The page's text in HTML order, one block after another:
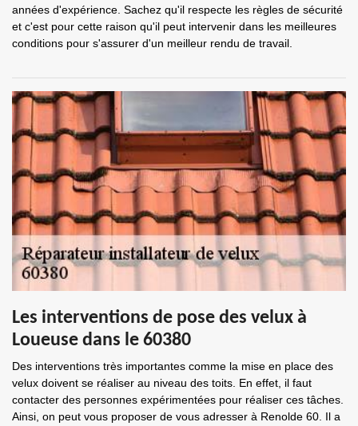
années d'expérience. Sachez qu'il respecte les règles de sécurité
et c'est pour cette raison qu'il peut intervenir dans les meilleures
conditions pour s'assurer d'un meilleur rendu de travail.
Les interventions de pose des velux à
Loueuse dans le 60380
Des interventions très importantes comme la mise en place des
velux doivent se réaliser au niveau des toits. En effet, il faut
contacter des personnes expérimentées pour réaliser ces tâches.
Ainsi, on peut vous proposer de vous adresser à Renolde 60. Il a